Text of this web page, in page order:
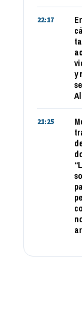
22:17
y
21:25